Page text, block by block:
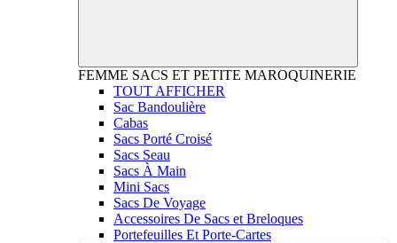
FEMME SACS ET PETITE MAROQUINERIE
TOUT AFFICHER
Sac Bandoulière
Cabas
Sacs Porté Croisé
Sacs Seau
Sacs À Main
Mini Sacs
Sacs De Voyage
Accessoires De Sacs et Breloques
Portefeuilles Et Porte-Cartes